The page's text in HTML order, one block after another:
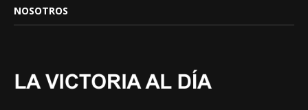
NOSOTROS